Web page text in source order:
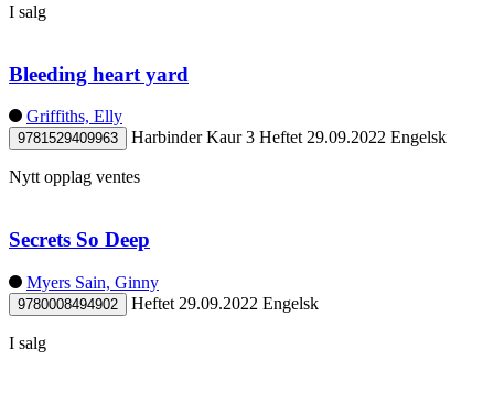
I salg
Bleeding heart yard
Griffiths, Elly
9781529409963 Harbinder Kaur 3 Heftet 29.09.2022 Engelsk
Nytt opplag ventes
Secrets So Deep
Myers Sain, Ginny
9780008494902 Heftet 29.09.2022 Engelsk
I salg